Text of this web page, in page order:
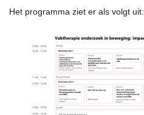
Het programma ziet er als volgt uit: